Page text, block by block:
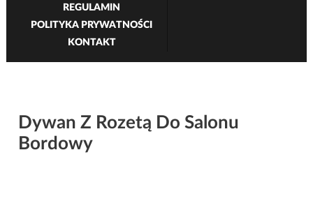
REGULAMIN
POLITYKA PRYWATNOŚCI
KONTAKT
Dywan Z Rozetą Do Salonu
Bordowy